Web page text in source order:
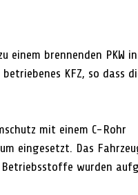
einem brennenden PKW
KFZ, so dass
mit einem C-Rohr
eingesetzt. Das
wurden